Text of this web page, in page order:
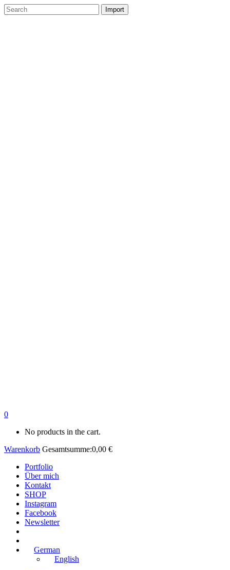
0
No products in the cart.
Warenkorb Gesamtsumme:0,00 €
Portfolio
Über mich
Kontakt
SHOP
Instagram
Facebook
Newsletter
German
English